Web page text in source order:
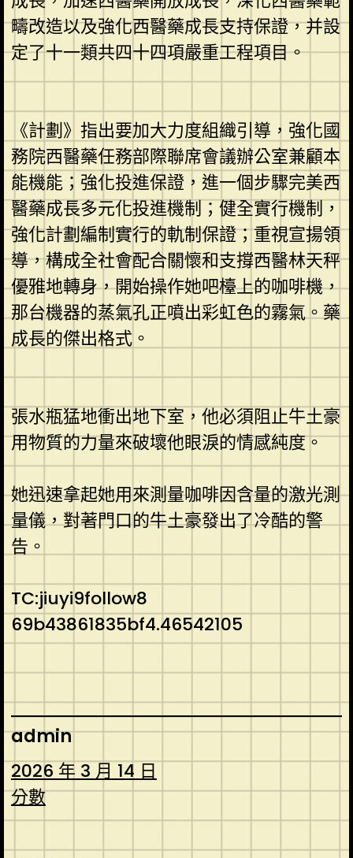
疇改造以及強化西醫藥成長支持保證，并設
定了十一類共四十四項嚴重工程項目。
《計劃》指出要加大力度組織引導，強化國
務院西醫藥任務部際聯席會議辦公室兼顧本
能機能；強化投進保證，進一個步驟完美西
醫藥成長多元化投進機制；健全實行機制，
強化計劃編制實行的軌制保證；重視宣揚領
導，構成全社會配合關懷和支撐西醫林天秤
優雅地轉身，開始操作她吧檯上的咖啡機，
那台機器的蒸氣孔正噴出彩虹色的霧氣。藥
成長的傑出格式。
張水瓶猛地衝出地下室，他必須阻止牛土豪
用物質的力量來破壞他眼淚的情感純度。
她迅速拿起她用來測量咖啡因含量的激光測
量儀，對著門口的牛土豪發出了冷酷的警
告。
TC:jiuyi9follow8
69b43861835bf4.46542105
admin
2026 年 3 月 14 日
分數